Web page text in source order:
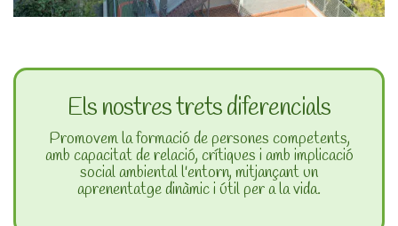
Els nostres trets diferencials
Promovem la formació de persones competents,
amb capacitat de relació, crítiques i amb implicació
social ambiental l'entorn, mitjançant un
aprenentatge dinàmic i útil per a la vida.